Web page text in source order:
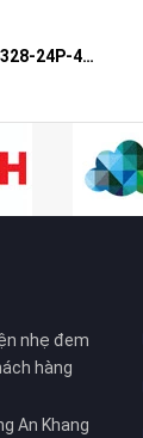
ETHERNET ROUTER CRS328-24P-4S+RM
nhẹ đem
hàng
An Khang